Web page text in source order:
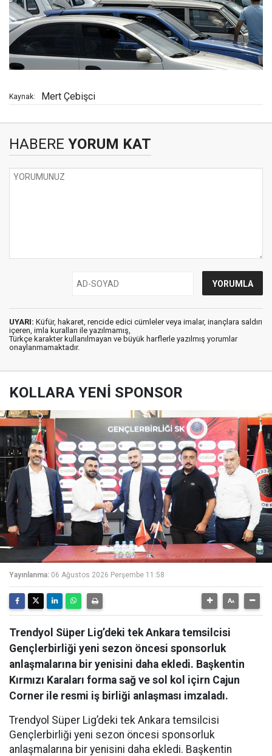
Kaynak: Mert Çebişci
HABERE YORUM KAT
UYARI: Küfür, hakaret, rencide edici cümleler veya imalar, inançlara saldırı
içeren, imla kuralları ile yazılmamış,
Türkçe karakter kullanılmayan ve büyük harflerle yazılmış yorumlar
onaylanmamaktadır.
KOLLARA YENİ SPONSOR
Yayınlanma: 06 Ağustos 2026 Perşembe 11:58
Trendyol Süper Lig’deki tek Ankara temsilcisi
Gençlerbirliği yeni sezon öncesi sponsorluk
anlaşmalarına bir yenisini daha ekledi. Başkentin
Kırmızı Karaları forma sağ ve sol kol içirn Cajun
Corner ile resmi iş birliği anlaşması imzaladı.
Trendyol Süper Lig’deki tek Ankara temsilcisi
Gençlerbirliği yeni sezon öncesi sponsorluk
anlaşmalarına bir yenisini daha ekledi. Başkentin